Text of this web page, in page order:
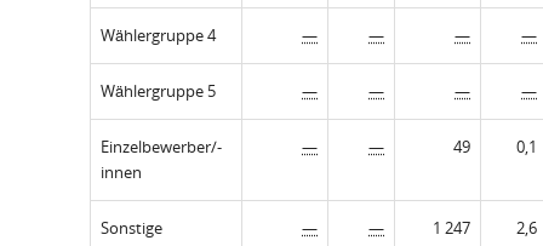
Wählergruppe 4 — — — —
Wählergruppe 5 — — — —
Einzelbewerber/-
innen
— — 49 0,1
Sonstige — — 1 247 2,6